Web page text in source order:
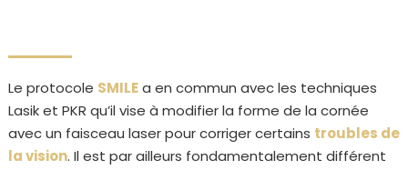
Le protocole SMILEa en commun avec les techniques
Lasik et PKR qu’il vise à modifier la forme de la cornée
avec un faisceau laser pour corriger certains troubles de
la vision. Il est par ailleurs fondamentalement différent